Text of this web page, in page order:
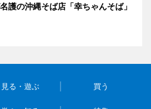
護の沖縄そば店「幸ちゃんそば」
見る・遊ぶ 買う